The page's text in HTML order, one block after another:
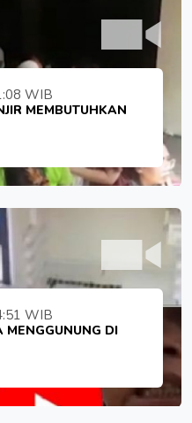
WIB
MEMBUTUHKAN
WIB
MENGGUNUNG DI